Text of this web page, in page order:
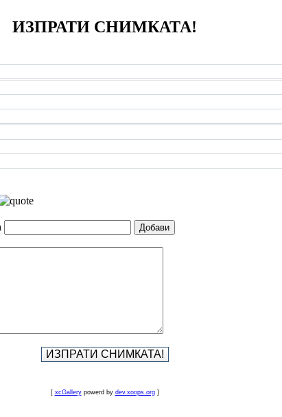
ИЗПРАТИ СНИМКАТА!
[ xcGallerypowerd by dev.xoops.org]